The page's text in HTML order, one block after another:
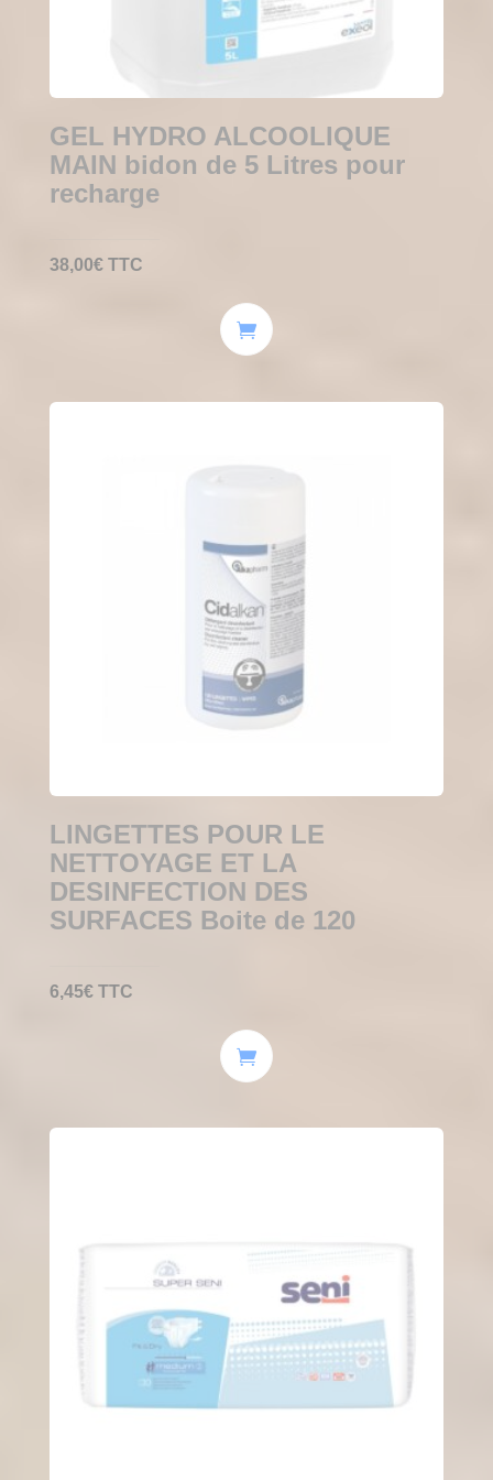
GEL HYDRO ALCOOLIQUE
MAIN bidon de 5 Litres pour
recharge
38,00€ TTC
LINGETTES POUR LE
NETTOYAGE ET LA
DESINFECTION DES
SURFACES Boite de 120
6,45€ TTC